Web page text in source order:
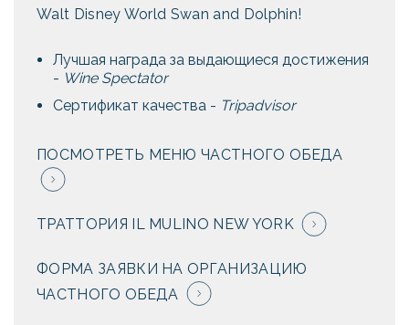
Walt Disney World Swan and Dolphin!
Лучшая награда за выдающиеся достижения
- Wine Spectator
Сертификат качества - Tripadvisor
ПОСМОТРЕТЬ МЕНЮ ЧАСТНОГО ОБЕДА
ТРАТТОРИЯ IL MULINO NEW YORK
ФОРМА ЗАЯВКИ НА ОРГАНИЗАЦИЮ
ЧАСТНОГО ОБЕДА